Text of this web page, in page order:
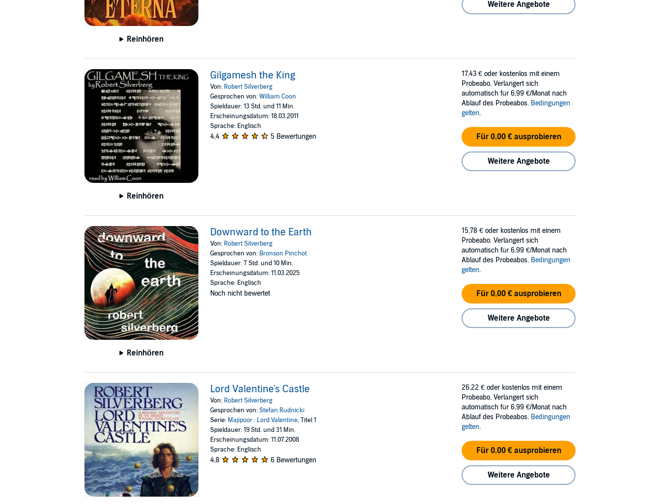
Reinhören
Weitere Angebote
Reinhören
Gilgamesh the King
Von: Robert Silverberg
Gesprochen von:William Coon
Spieldauer: 13 Std. und 11 Min.
Erscheinungsdatum: 18.03.2011
Sprache: Englisch
4,4 5 Bewertungen
17,43 € oder kostenlos mit einem
Probeabo. Verlängert sich
automatisch für 6,99 €/Monat nach
Ablauf des Probeabos. Bedingungen
gelten.
Für 0,00 € ausprobieren
Weitere Angebote
Reinhören
Downward to the Earth
Von: Robert Silverberg
Gesprochen von: Bronson Pinchot
Spieldauer: 7 Std. und 10 Min.
Erscheinungsdatum: 11.03.2025
Sprache: Englisch
Noch nicht bewertet
15,78 € oder kostenlos mit einem
Probeabo. Verlängert sich
automatisch für 6,99 €/Monat nach
Ablauf des Probeabos. Bedingungen
gelten.
Für 0,00 € ausprobieren
Weitere Angebote
Lord Valentine's Castle
Von: Robert Silverberg
Gesprochen von:Stefan Rudnicki
Serie: Majipoor : Lord Valentine, Titel 1
Spieldauer: 19 Std. und 31 Min.
Erscheinungsdatum: 11.07.2008
Sprache: Englisch
4,8 6 Bewertungen
26,22 € oder kostenlos mit einem
Probeabo. Verlängert sich
automatisch für 6,99 €/Monat nach
Ablauf des Probeabos. Bedingungen
gelten.
Für 0,00 € ausprobieren
Weitere Angebote